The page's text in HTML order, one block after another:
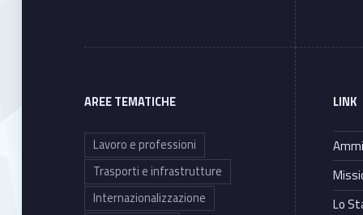
AREE TEMATICHE
Lavoro e professioni
Trasporti e infrastrutture
Internazionalizzazione
LINK
Lo